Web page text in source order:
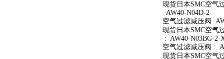
现货日本SMC空气
AW40-N04D-2
空气过滤减压阀
现货日本SMC空气
: AW40-N03BG-2-
空气过滤减压阀 :
现货日本SMC空气